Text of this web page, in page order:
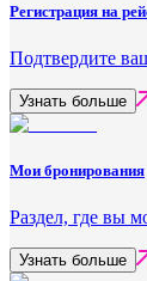
Регистрация на
Подтвердите
Узнать больше
Мои бронирования
Раздел, где вы
Узнать больше